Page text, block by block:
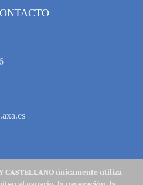
CASTELLANO únicamente utiliza